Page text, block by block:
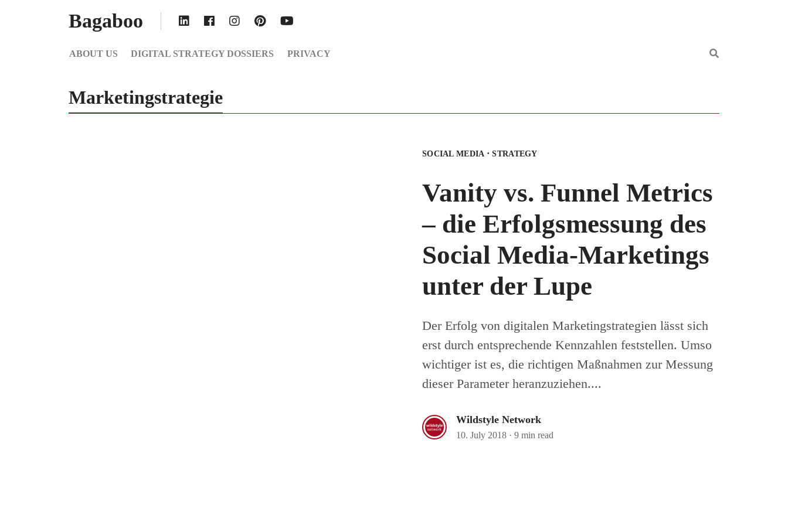
Bagaboo
ABOUT US DIGITAL STRATEGY DOSSIERS PRIVACY
Marketingstrategie
SOCIAL MEDIA ·STRATEGY
Vanity vs. Funnel Metrics
– die Erfolgsmessung des
Social Media-Marketings
unter der Lupe
Der Erfolg von digitalen Marketingstrategien lässt sich
erst durch entsprechende Kennzahlen feststellen. Umso
wichtiger ist es, die richtigen Maßnahmen zur Messung
dieser Parameter heranzuziehen....
Wildstyle Network
10. July 2018 · 9 min read